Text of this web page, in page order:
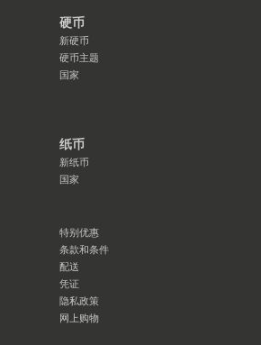
硬币
新硬币
硬币主题
国家
纸币
新纸币
国家
特别优惠
条款和条件
配送
凭证
隐私政策
网上购物